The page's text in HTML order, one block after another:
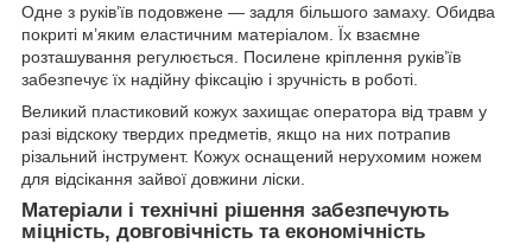
Одне з руків’їв подовжене — задля більшого замаху. Обидва
покриті м’яким еластичним матеріалом. Їх взаємне
розташування регулюється. Посилене кріплення руків’їв
забезпечує їх надійну фіксацію і зручність в роботі.
Великий пластиковий кожух захищає оператора від травм у
разі відскоку твердих предметів, якщо на них потрапив
різальний інструмент. Кожух оснащений нерухомим ножем
для відсікання зайвої довжини ліски.
Матеріали і технічні рішення забезпечують
міцність, довговічність та економічність